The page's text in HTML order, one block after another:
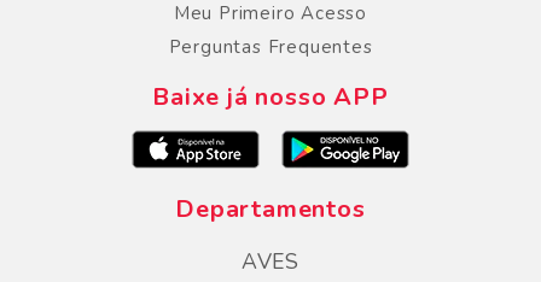
Meu Primeiro Acesso
Perguntas Frequentes
Baixe já nosso APP
Departamentos
AVES